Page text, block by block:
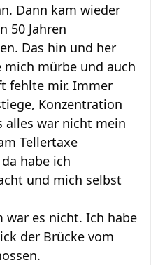
Dann kam wieder
50 Jahren
Das hin und her
mich mürbe und auch
fehlte mir. Immer
Konzentration
alles war nicht mein
Tellertaxe
habe ich
und mich selbst
war es nicht. Ich habe
der Brücke vom